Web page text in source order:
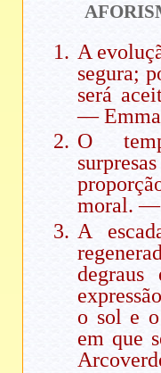
A
segura;
será
—
O
moral. —
A
o sol e
em que